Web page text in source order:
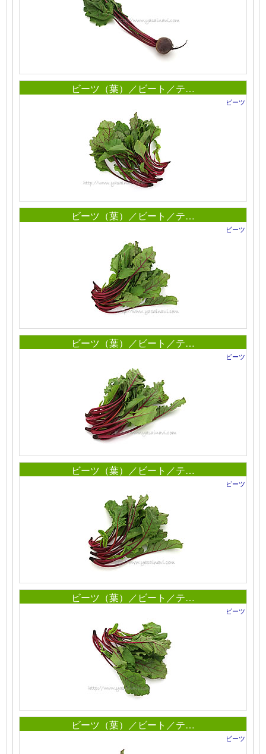
ビーツ（葉）／ビート／テ…
ビーツ
ビーツ（葉）／ビート／テ…
ビーツ
ビーツ（葉）／ビート／テ…
ビーツ
ビーツ（葉）／ビート／テ…
ビーツ
ビーツ（葉）／ビート／テ…
ビーツ
ビーツ（葉）／ビート／テ…
ビーツ